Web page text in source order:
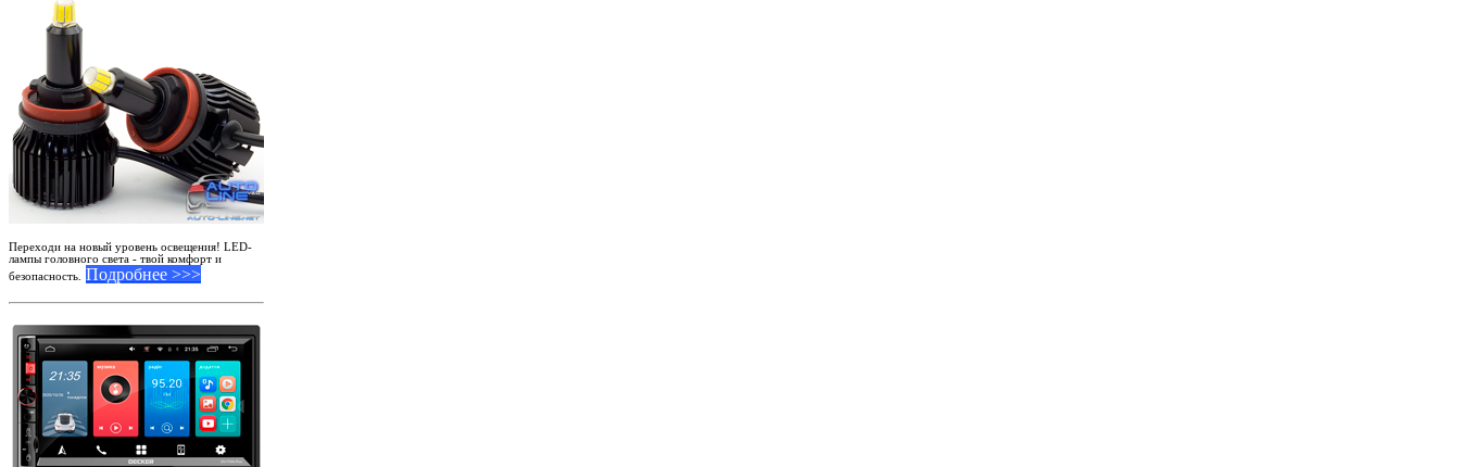
Переходи на новый уровень освещения! LED-
лампы головного света - твой комфорт и
безопасность.
Подробнее >>>